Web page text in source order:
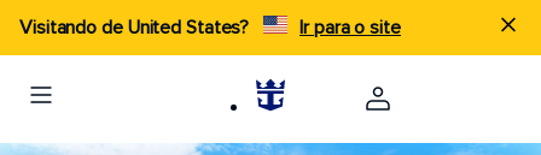
Visitando de United States? Ir para o site